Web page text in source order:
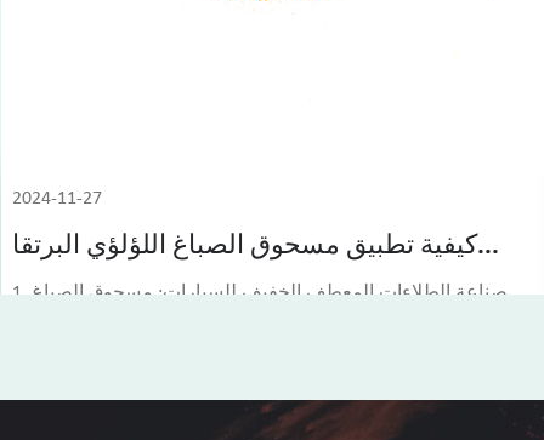
2024-11-27
كيفية تطبيق مسحوق الصباغ اللؤلؤي البرتقا...
1. صناعة الطلاءات المعطف الخفيف للسيارات: مسحوق الصباغ